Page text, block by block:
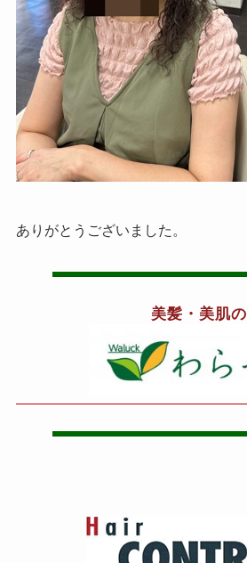
ありがとうございました。
美髪・美肌の